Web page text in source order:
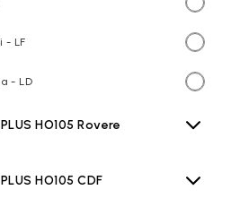
- LF
- LD
HO105 Rovere
HO105 CDF